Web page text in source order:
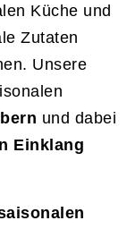
Küche und
Zutaten
Unsere
und dabei
Einklang